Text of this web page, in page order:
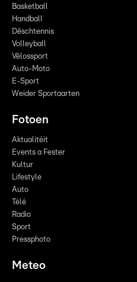
Basketball
Handball
Dëschtennis
Volleyball
Vëlossport
Auto-Moto
E-Sport
Weider Sportaarten
Fotoen
Aktualitéit
Events a Fester
Kultur
Lifestyle
Auto
Télé
Radio
Sport
Pressphoto
Meteo